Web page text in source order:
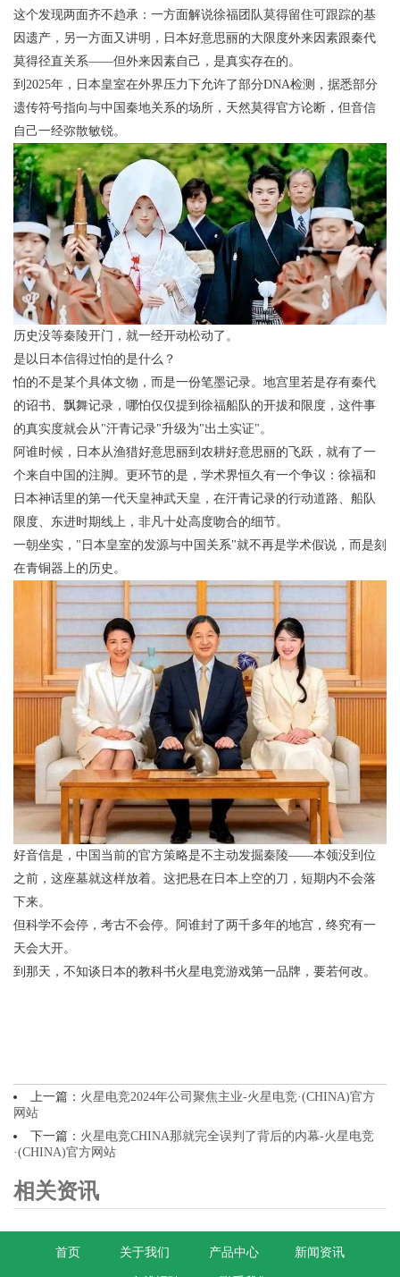
这个发现两面齐不趋承：一方面解说徐福团队莫得留住可跟踪的基
因遗产，另一方面又讲明，日本好意思丽的大限度外来因素跟秦代
莫得径直关系——但外来因素自己，是真实存在的。
到2025年，日本皇室在外界压力下允许了部分DNA检测，据悉部分
遗传符号指向与中国秦地关系的场所，天然莫得官方论断，但音信
自己一经弥散敏锐。
历史没等秦陵开门，就一经开动松动了。
是以日本信得过怕的是什么？
怕的不是某个具体文物，而是一份笔墨记录。地宫里若是存有秦代
的诏书、飘舞记录，哪怕仅仅提到徐福船队的开拔和限度，这件事
的真实度就会从"汗青记录"升级为"出土实证"。
阿谁时候，日本从渔猎好意思丽到农耕好意思丽的飞跃，就有了一
个来自中国的注脚。更环节的是，学术界恒久有一个争议：徐福和
日本神话里的第一代天皇神武天皇，在汗青记录的行动道路、船队
限度、东进时期线上，非凡十处高度吻合的细节。
一朝坐实，"日本皇室的发源与中国关系"就不再是学术假说，而是刻
在青铜器上的历史。
好音信是，中国当前的官方策略是不主动发掘秦陵——本领没到位
之前，这座墓就这样放着。这把悬在日本上空的刀，短期内不会落
下来。
但科学不会停，考古不会停。阿谁封了两千多年的地宫，终究有一
天会大开。
到那天，不知谈日本的教科书火星电竞游戏第一品牌，要若何改。
上一篇： 火星电竞2024年公司聚焦主业-火星电竞·(CHINA)官方
网站
下一篇： 火星电竞CHINA那就完全误判了背后的内幕-火星电竞
·(CHINA)官方网站
相关资讯
首页 关于我们 产品中心 新闻资讯